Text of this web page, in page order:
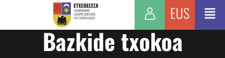
EUS
Bazkide txokoa